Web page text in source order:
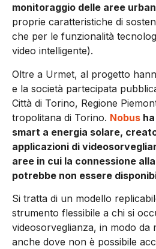
monitoraggio delle aree
proprie caratteristiche di
che per le funzionalità
video intelligen­te).
Oltre a Urmet, al progetto
e la società partecipata
Città di Torino, Regione
tropolitana di Torino. Nobus
smart a energia solare,
applicazioni di
aree in cui la connessione
potrebbe non essere
Si tratta di un modello
strumen­to flessibile a chi si
videosorveglianza, in modo
anche dove non è possibile